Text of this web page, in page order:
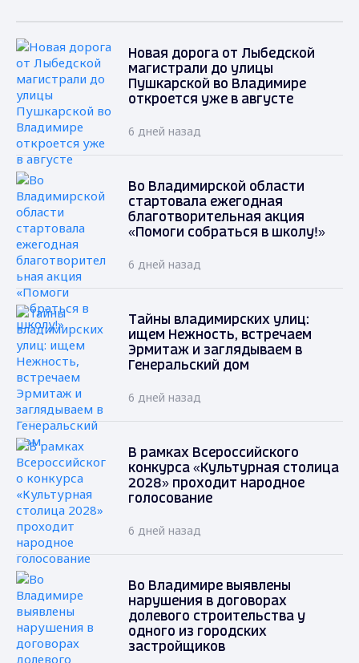
Новая дорога от Лыбедской
магистрали до улицы
Пушкарской во Владимире
откроется уже в августе
6 дней назад
Во Владимирской области
стартовала ежегодная
благотворительная акция
«Помоги собраться в школу!»
6 дней назад
Тайны владимирских улиц:
ищем Нежность, встречаем
Эрмитаж и заглядываем в
Генеральский дом
6 дней назад
В рамках Всероссийского
конкурса «Культурная столица
2028» проходит народное
голосование
6 дней назад
Во Владимире выявлены
нарушения в договорах
долевого строительства у
одного из городских
застройщиков